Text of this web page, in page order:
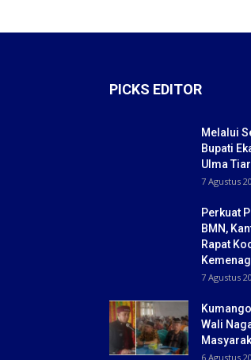
PICKS EDITOR
Melalui
Bupati
Ulma
7 Agustus
Perkuat
BMN,
Rapat
Kemenag
7 Agustus
Wali
6 Agustus